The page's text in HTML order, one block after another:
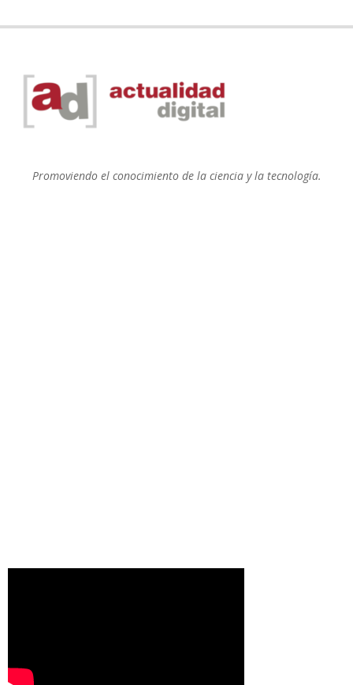
Promoviendo el conocimiento de la ciencia y la tecnología.